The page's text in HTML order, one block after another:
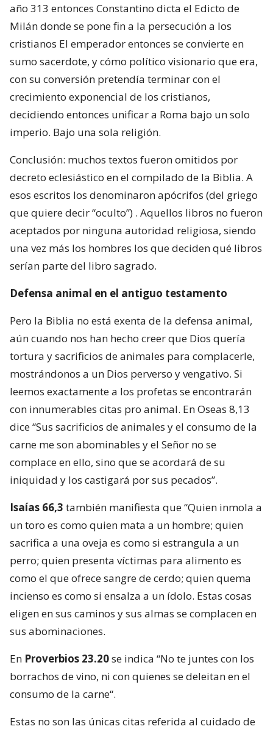
año 313 entonces Constantino dicta el Edicto de
Milán donde se pone fin a la persecución a los
cristianos El emperador entonces se convierte en
sumo sacerdote, y cómo político visionario que era,
con su conversión pretendía terminar con el
crecimiento exponencial de los cristianos,
decidiendo entonces unificar a Roma bajo un solo
imperio. Bajo una sola religión.
Conclusión: muchos textos fueron omitidos por
decreto eclesiástico en el compilado de la Biblia. A
esos escritos los denominaron apócrifos (del griego
que quiere decir “oculto”) . Aquellos libros no fueron
aceptados por ninguna autoridad religiosa, siendo
una vez más los hombres los que deciden qué libros
serían parte del libro sagrado.
Defensa animal en el antiguo testamento
Pero la Biblia no está exenta de la defensa animal,
aún cuando nos han hecho creer que Dios quería
tortura y sacrificios de animales para complacerle,
mostrándonos a un Dios perverso y vengativo. Si
leemos exactamente a los profetas se encontrarán
con innumerables citas pro animal. En Oseas 8,13
dice “Sus sacrificios de animales y el consumo de la
carne me son abominables y el Señor no se
complace en ello, sino que se acordará de su
iniquidad y los castigará por sus pecados”.
Isaías 66,3 también manifiesta que “Quien inmola a
un toro es como quien ma­ta a un hombre; quien
sacrifica a una oveja es como si estrangula a un
perro; quien presenta víctimas para alimento es
como el que ofrece sangre de cerdo; quien quema
incienso es como si ensalza a un ídolo. Estas cosas
eligen en sus caminos y sus almas se complacen en
sus abominaciones.
En Proverbios 23.20se indica “No te juntes con los
borrachos de vino, ni con quienes se deleitan en el
consumo de la carne“.
Estas no son las únicas citas referida al cuidado de